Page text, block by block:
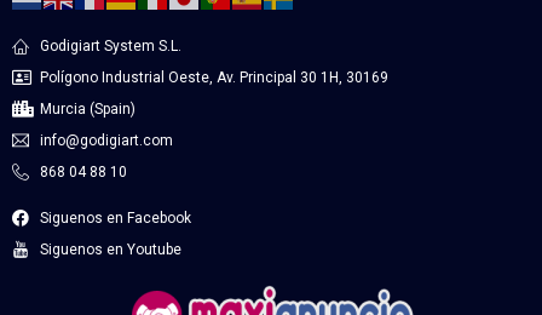
Godigiart System S.L.
Polígono Industrial Oeste, Av. Principal 30 1H, 30169
Murcia (Spain)
info@godigiart.com
868 04 88 10
Siguenos en Facebook
Siguenos en Youtube